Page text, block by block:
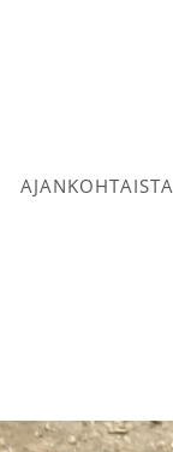
AJANKOHTAISTA